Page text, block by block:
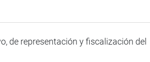
de representación y fiscalización del